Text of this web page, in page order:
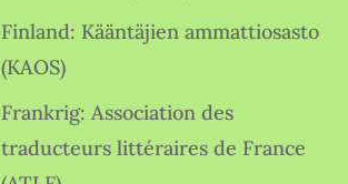
Finland: Kääntäjien ammattiosasto
(KAOS)
Frankrig: Association des
traducteurs littéraires de France